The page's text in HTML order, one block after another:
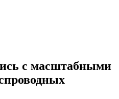
с масштабными